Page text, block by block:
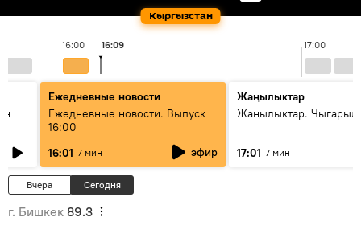
Кыргызстан
16:00 17:00
16:09
Ежедневные новости
Ежедневные новости. Выпуск
16:00
16:01 7 мин эфир
Жаңылыктар
Жаңылыктар.
17:01 7 мин
Вчера Сегодня
г. Бишкек 89.3